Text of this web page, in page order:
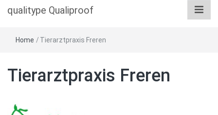
qualitype Qualiproof
Home / Tierarztpraxis Freren
Tierarztpraxis Freren